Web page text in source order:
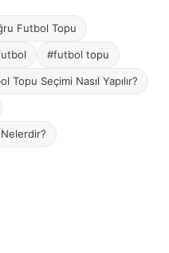
Futbol Topu
#futbol topu
Topu Seçimi Nasıl Yapılır?